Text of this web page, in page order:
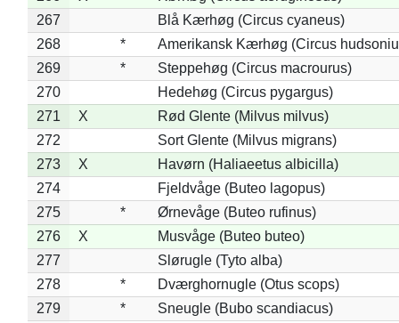
267
Blå Kærhøg (Circus cyaneus)
268
*
Amerikansk Kærhøg (Circus
269
*
Steppehøg (Circus macrourus)
270
Hedehøg (Circus pygargus)
271
X
Rød Glente (Milvus milvus)
272
Sort Glente (Milvus migrans)
273
X
Havørn (Haliaeetus albicilla)
274
Fjeldvåge (Buteo lagopus)
275
*
Ørnevåge (Buteo rufinus)
276
X
Musvåge (Buteo buteo)
277
Slørugle (Tyto alba)
278
*
Dværghornugle (Otus scops)
279
*
Sneugle (Bubo scandiacus)